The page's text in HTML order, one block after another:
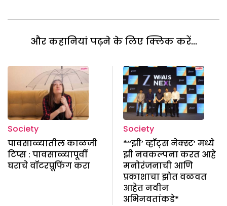
और कहानियां पढ़ने के लिए क्लिक करें...
Society
पावसाळ्यातील काळजी
टिप्स : पावसाळ्यापूर्वी
घराचे वॉटरप्रूफिंग करा
Society
*‘‘झी’ व्हॉट्स नेक्स्ट’ मध्ये
झी नवकल्पना करत आहे
मनोरंजनाची आणि
प्रकाशाचा झोत वळवत
आहेत नवीन
अभिनवतांकडे*